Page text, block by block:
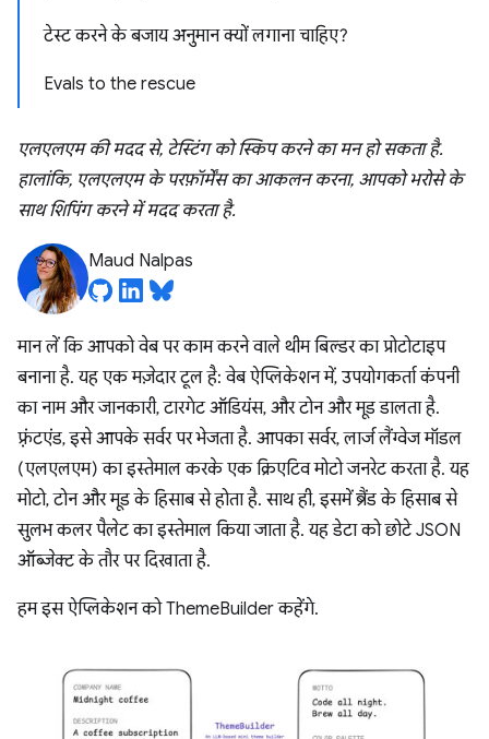
टेस्ट करने के बजाय अनुमान क्यों लगाना चाहिए?
Evals to the rescue
एलएलएम की मदद से, टेस्टिंग को स्किप करने का मन हो सकता है.
हालांकि, एलएलएम के परफ़ॉर्मेंस का आकलन करना, आपको भरोसे के
साथ शिपिंग करने में मदद करता है.
Maud Nalpas
मान लें कि आपको वेब पर काम करने वाले थीम बिल्डर का प्रोटोटाइप
बनाना है. यह एक मज़ेदार टूल है: वेब ऐप्लिकेशन में, उपयोगकर्ता कंपनी
का नाम और जानकारी, टारगेट ऑडियंस, और टोन और मूड डालता है.
फ़्रंटएंड, इसे आपके सर्वर पर भेजता है. आपका सर्वर, लार्ज लैंग्वेज मॉडल
(एलएलएम) का इस्तेमाल करके एक क्रिएटिव मोटो जनरेट करता है. यह
मोटो, टोन और मूड के हिसाब से होता है. साथ ही, इसमें ब्रैंड के हिसाब से
सुलभ कलर पैलेट का इस्तेमाल किया जाता है. यह डेटा को छोटे JSON
ऑब्जेक्ट के तौर पर दिखाता है.
हम इस ऐप्लिकेशन को ThemeBuilder कहेंगे.